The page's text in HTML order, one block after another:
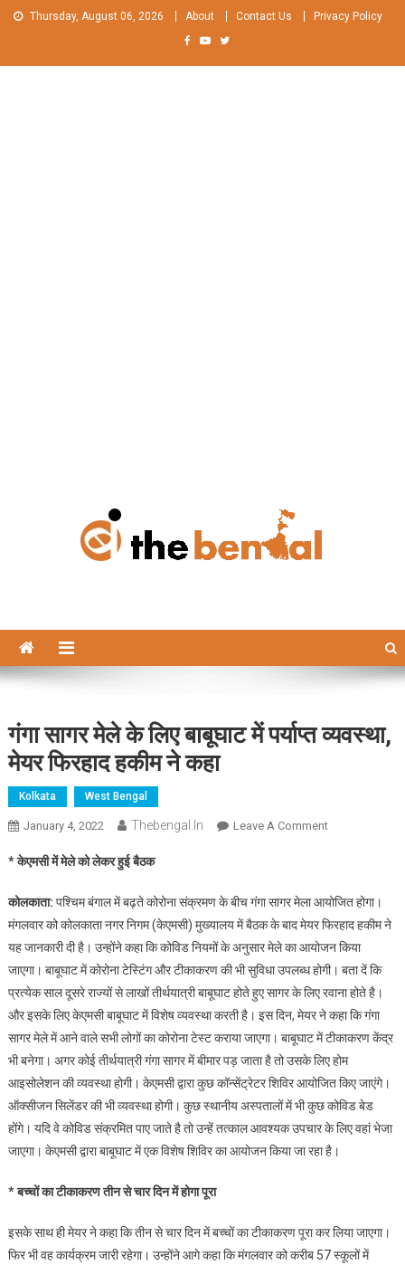
Skip Thursday, August 06, 2026 About Contact Us Privacy Policy
गंगा सागर मेले के लिए बाबूघाट में पर्याप्त व्यवस्था,
मेयर फिरहाद हकीम ने कहा
Kolkata West Bengal
January 4, 2022 Thebengal.in Leave A CommentOn
के
लिए
बाबूघाट
में
पर्याप्त
व्यवस्था,
मेयर
फिरहाद
हकीम
* केएमसी में मेले को लेकर हुई बैठक
कोलकाता: पश्चिम बंगाल में बढ़ते कोरोना संक्रमण के बीच गंगा सागर मेला आयोजित होगा।
मंगलवार को कोलकाता नगर निगम (केएमसी) मुख्यालय में बैठक के बाद मेयर फिरहाद हकीम ने
यह जानकारी दी है। उन्होंने कहा कि कोविड नियमों के अनुसार मेले का आयोजन किया
जाएगा। बाबूघाट में कोरोना टेस्टिंग और टीकाकरण की भी सुविधा उपलब्ध होगी। बता दें कि
प्रत्येक साल दूसरे राज्यों से लाखों तीर्थयात्री बाबूघाट होते हुए सागर के लिए रवाना होते है।
और इसके लिए केएमसी बाबूघाट में विशेष व्यवस्था करती है। इस दिन, मेयर ने कहा कि गंगा
सागर मेले में आने वाले सभी लोगों का कोरोना टेस्ट कराया जाएगा। बाबूघाट में टीकाकरण केंद्र
भी बनेगा। अगर कोई तीर्थयात्री गंगा सागर में बीमार पड़ जाता है तो उसके लिए होम
आइसोलेशन की व्यवस्था होगी। केएमसी द्वारा कुछ कॉन्सेंट्रेटर शिविर आयोजित किए जाएंगे।
ऑक्सीजन सिलेंडर की भी व्यवस्था होगी। कुछ स्थानीय अस्पतालों में भी कुछ कोविड बेड
होंगे। यदि वे कोविड संक्रमित पाए जाते है तो उन्हें तत्काल आवश्यक उपचार के लिए वहां भेजा
जाएगा। केएमसी द्वारा बाबूघाट में एक विशेष शिविर का आयोजन किया जा रहा है।
*बच्चों का टीकाकरण तीन से चार दिन में होगा पूरा
इसके साथ ही मेयर ने कहा कि तीन से चार दिन में बच्चों का टीकाकरण पूरा कर लिया जाएगा।
फिर भी वह कार्यक्रम जारी रहेगा। उन्होंने आगे कहा कि मंगलवार को करीब 57 स्कूलों में